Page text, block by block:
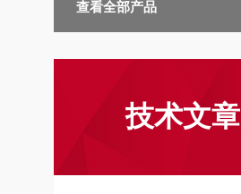
查看全部产品
技术文章